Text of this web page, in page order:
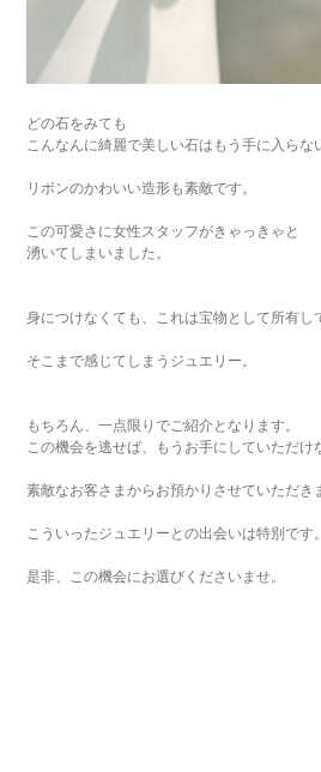
どの石をみても
こんなんに綺麗で美しい石はもう手に入らな
リボンのかわいい造形も素敵です。
この可愛さに女性スタッフがきゃっきゃと
湧いてしまいました。
身につけなくても、これは宝物として所有し
そこまで感じてしまうジュエリー。
もちろん、一点限りでご紹介となります。
この機会を逃せば、もうお手にしていただけ
素敵なお客さまからお預かりさせていただき
こういったジュエリーとの出会いは特別です。
是非、この機会にお選びくださいませ。